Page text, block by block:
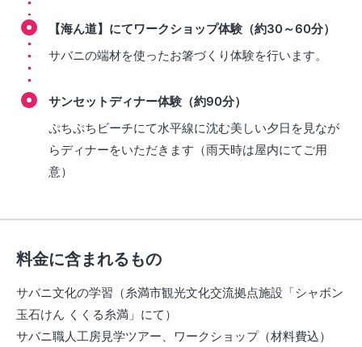
【海ん道】にてワークショップ体験（約30～60分）
サバニの端材を使ったお箸づくり体験を行います。
サンセットディナー体験（約90分）
ぷちぷちビーチにて水平線に沈む美しい夕日を見なが
らディナーをいただきます（雨天時は屋内にてご用
意）
料金に含まれるもの
サバニ文化の学習（糸満市観光文化交流拠点施設「シャボン
玉石けん くくる糸満」にて）
サバニ職人工房見学ツアー、ワークショップ（材料費込）